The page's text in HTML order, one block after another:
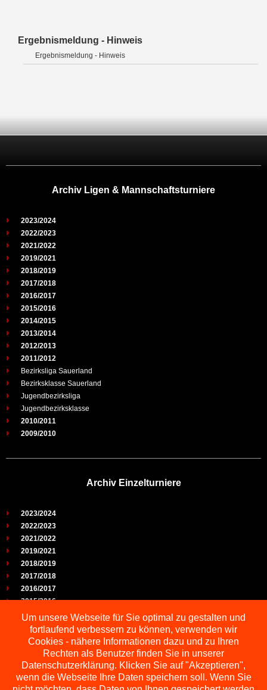
Ergebnismeldung - Hinweis
Ergebnismeldung - Hinweis
Archiv Ligen & Mannschaftsturniere
2023/2024
2022/2023
2021/2022
2019/2021
2018/2019
2017/2018
2016/2017
2015/2016
2014/2015
2013/2014
2012/2013
2011/2012
Bezirksliga Sauerland
Bezirksklasse Sauerland
Jugendbezirksliga
Jugendbezirksklasse
2010/2011
2009/2010
Archiv Einzelturniere
2023/2024
2022/2023
2021/2022
2019/2021
2018/2019
2017/2018
2016/2017
2015/2016
2014/2015
2013/2014
2012/2013
2011/2012
2010/2011
2009/2010
Um unsere Webseite für Sie optimal zu gestalten und
fortlaufend verbessern zu können, verwenden wir
Cookies - nähere Informationen dazu und zu Ihren
Rechten als Benutzer finden Sie in unserer
Datenschutzerklärung. Klicken Sie auf "Akzeptieren",
wenn die Webseite Ihre Daten speichern soll. Wenn Sie